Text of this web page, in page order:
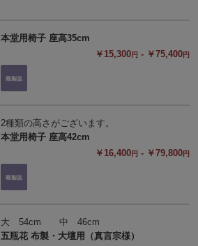
本堂用椅子 座高35cm
￥15,300円 - ￥75,400円
2種類の高さがございます。
本堂用椅子 座高42cm
￥16,400円 - ￥79,800円
大 54cm 中 46cm
五瓶花 布製・大壇用（真言宗様）